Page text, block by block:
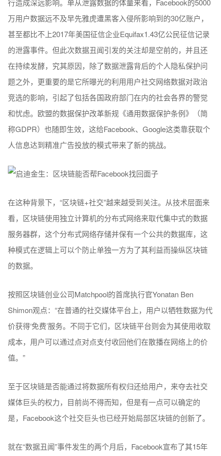
行造成深远影响。单从泄露数据的体量来看，Facebook的5000
万用户数据远不及早先雅虎遭黑客入侵所影响到的30亿账户，
甚至都比不上2017年美国征信企业Equifax1.43亿公民征信记录
的泄露事件。但此次数据丑闻引发的关注却是空前的，并且还
在持续发酵，究其原因，除了数据泄露背后的个人隐私保护问
题之外，更重要的是它所曝光的利用用户社交网络数据对政治
竞选的影响，引起了包括各国政府部门在内的社会各界的警觉
和忧虑。欧盟的数据保护改革新规《通用数据保护条例》（简
称GDPR）也随即生效，这给Facebook、Google这类靠获取个
人信息达到精准广告投放的模式带来了新的挑战。
在这种背景下，“区块链+社交”越来越受到关注。从技术层面来
看，区块链使用独立计算机的分布式网络来取代集中式的数据
服务器群，这个分布式网络存储并保有一个公共的数据库，这
种模式在逻辑上可以个防止单独一方为了其利益而操纵区块链
的数据。
按照区块链创业公司Matchpool的首席执行官Yonatan Ben
Shimon观点：“在普通的社交媒体平台上，用户以牺牲数据为代
价获得‘免费’服务。不同于它们，区块链平台则会为其使用收取
成本，用户可以通过点对点支付收回他们在散播在网络上的价
值。”
至于区块链是否能通过将数据所有权归还给用户，来夺去社交
媒体巨头的权力，目前尚不得而知，但是有一点可以确定的
是，Facebook这个社交巨头也已经开始局部区块链的创新了。
就在“数据丑闻”事件发生的两个月后，Facebook宣布了其15年